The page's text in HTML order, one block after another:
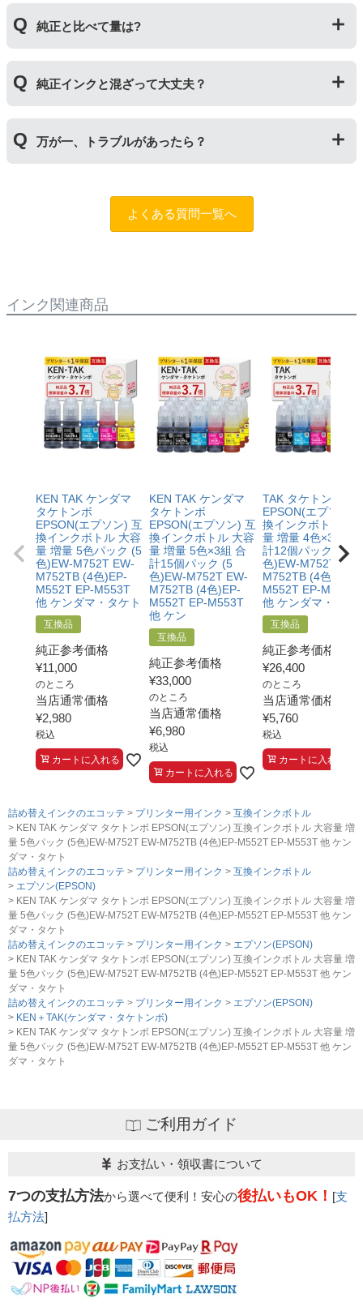
ていますが、互換品にはありません。プリンターにイン
クを補充する際は入れ間違いに十分ご注意ください。入
め、当店の保証対象外となります。
純正と比べて量は?
【オハジキ】
純正品：各色65ml
互換品：各色45ml
純正標準サイズ：各色12ml
純正Lサイズ：各色45ml
純正品：ブラック127ml/カラー各70ml
互換品：各色70ml
純正品：各色70ml
【ヤドカリ・ハリネズミ】
互換品：ブラック140ml/カラー各70ml
純正品：ブラック140ml/カラー各70ml
互換品：ブラック140ml/カラー各70ml
純正品：ブラック140ml/カラー各70ml
【マスカラ・ハーモニカ】
互換品：ブラック140ml/カラー各70ml
純正品：ブラック140ml/カラー各70ml
純正インクと混ざって大丈夫？
ません。純正インクは高品質なので、互換インクを入れ
るのは純正インクを使い切った後の方がオススメです。
万が一、トラブルがあったら？
チャットロボット
」を設けておりますので、ご購入商品とご使用プリン
よくある質問一覧へ
インク関連商品
KEN TAK ケンダマ
タケトンボ
EPSON(エプソン) 互
換インクボトル 大容
量 増量 5色パック (5
色)EW-M752T EW-
M752TB (4色)EP-
M552T EP-M553T
他 ケンダマ・タケト
互換品
純正参考価格
¥11,000
のところ
当店通常価格
¥2,980
税込
カートに入れる
KEN TAK ケンダマ
タケトンボ
EPSON(エプソン) 互
換インクボトル 大容
量 増量 5色×3組 合
計15個パック (5
色)EW-M752T EW-
M752TB (4色)EP-
M552T EP-M553T
他 ケン
互換品
純正参考価格
¥33,000
のところ
当店通常価格
¥6,980
税込
カートに入れる
TAK タケトンボ
EPSON(エプソン)
換インクボトル 大
量 増量 4色×3組 合
計12個パック (5
色)EW-M752T EW-
M752TB (4色)EP-
M552T EP-M553T
他 ケンダマ・タケ
互換品
純正参考価格
¥26,400
のところ
当店通常価格
¥5,760
税込
カートに入れる
詰め替えインクのエコッテ プリンター用インク
互換インクボトル
KEN TAK ケンダマ タケトンボ EPSON(エプソン) 互換インクボトル 大容量 増
量 5色パック (5色)EW-M752T EW-M752TB (4色)EP-M552T EP-M553T 他 ケン
ダマ・タケト
詰め替えインクのエコッテ
プリンター用インク
互換インクボトル
エプソン(EPSON)
KEN TAK ケンダマ タケトンボ EPSON(エプソン) 互換インクボトル 大容量 増
量 5色パック (5色)EW-M752T EW-M752TB (4色)EP-M552T EP-M553T 他 ケン
ダマ・タケト
詰め替えインクのエコッテ
プリンター用インク
エプソン(EPSON)
KEN TAK ケンダマ タケトンボ EPSON(エプソン) 互換インクボトル 大容量 増
量 5色パック (5色)EW-M752T EW-M752TB (4色)EP-M552T EP-M553T 他 ケン
ダマ・タケト
詰め替えインクのエコッテ
プリンター用インク
エプソン(EPSON)
KEN＋TAK(ケンダマ・タケトンボ)
KEN TAK ケンダマ タケトンボ EPSON(エプソン) 互換インクボトル 大容量 増
量 5色パック (5色)EW-M752T EW-M752TB (4色)EP-M552T EP-M553T 他 ケン
ダマ・タケト
ご利用ガイド
お支払い・領収書について
7つの支払方法から選べて便利！安心の後払いもOK！ [支
払方法]